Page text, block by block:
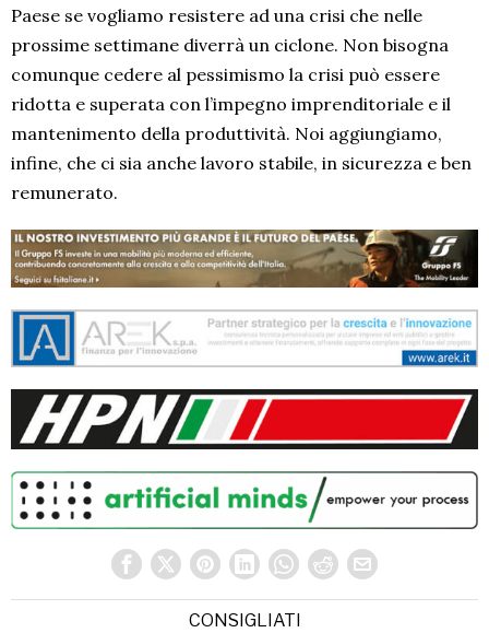
Paese se vogliamo resistere ad una crisi che nelle
prossime settimane diverrà un ciclone. Non bisogna
comunque cedere al pessimismo la crisi può essere
ridotta e superata con l’impegno imprenditoriale e il
mantenimento della produttività. Noi aggiungiamo,
infine, che ci sia anche lavoro stabile, in sicurezza e ben
remunerato.
CONSIGLIATI